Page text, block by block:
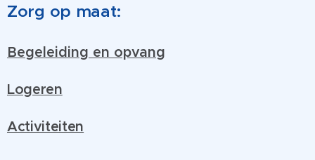
Zorg op maat:
Begeleiding en opvang
Logeren
Activiteiten